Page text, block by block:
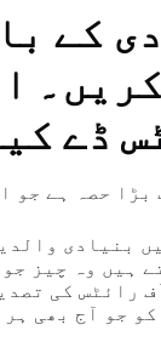
کے
ڈے
بڑا حصہ ہے جو
بنیادی
ہیں وہ چیز
رائٹس کی
جو آج بھی